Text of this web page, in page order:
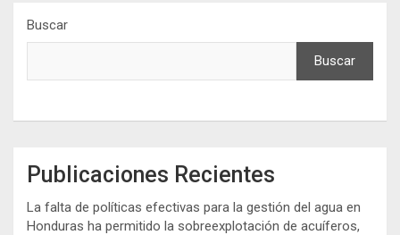
Buscar
Buscar
Publicaciones Recientes
La falta de políticas efectivas para la gestión del agua en
Honduras ha permitido la sobreexplotación de acuíferos,